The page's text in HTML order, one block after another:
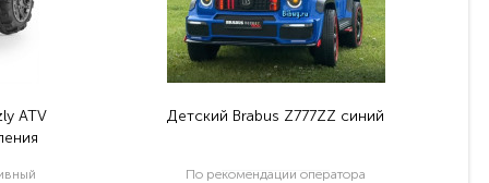
ATV
Детский Brabus Z777ZZ синий
По рекомендации оператора